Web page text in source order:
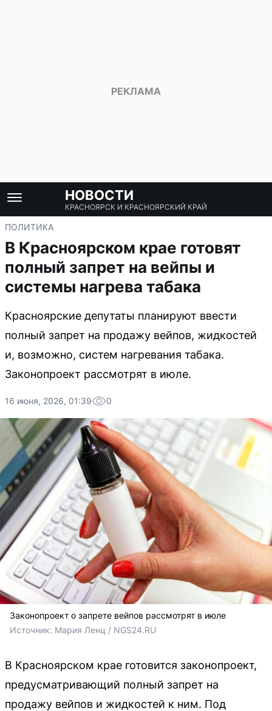
НОВОСТИ
КРАСНОЯРСК И КРАСНОЯРСКИЙ КРАЙ
ПОЛИТИКА
В Красноярском крае готовят
полный запрет на вейпы и
системы нагрева табака
Красноярские депутаты планируют ввести
полный запрет на продажу вейпов, жидкостей
и, возможно, систем нагревания табака.
Законопроект рассмотрят в июле.
16 июня, 2026, 01:39 0
Законопроект о запрете вейпов рассмотрят в июле
Источник: Мария Ленц / NGS24.RU
В Красноярском крае готовится законопроект,
предусматривающий полный запрет на
продажу вейпов и жидкостей к ним. Под